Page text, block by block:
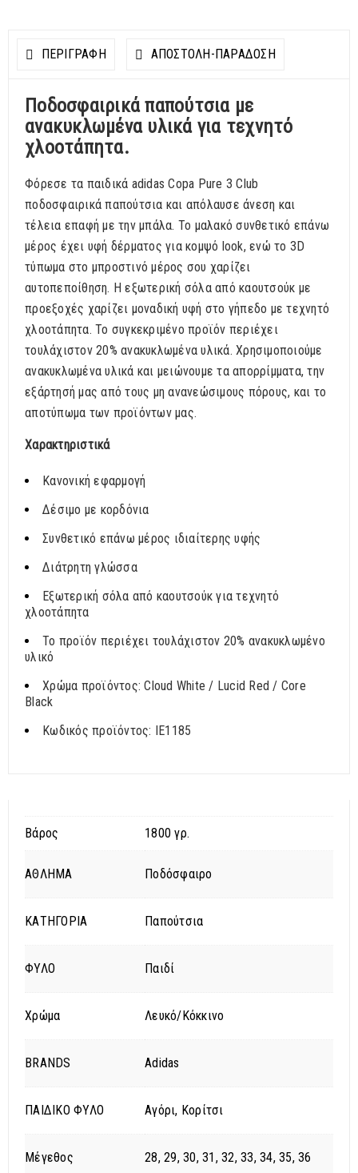
ΠΕΡΙΓΡΑΦΗ ΑΠΟΣΤΟΛΉ-ΠΑΡΆΔΟΣΗ
Ποδοσφαιρικά παπούτσια με
ανακυκλωμένα υλικά για τεχνητό
χλοοτάπητα.
Φόρεσε τα παιδικά adidas Copa Pure 3 Club
ποδοσφαιρικά παπούτσια και απόλαυσε άνεση και
τέλεια επαφή με την μπάλα. Το μαλακό συνθετικό επάνω
μέρος έχει υφή δέρματος για κομψό look, ενώ το 3D
τύπωμα στο μπροστινό μέρος σου χαρίζει
αυτοπεποίθηση. Η εξωτερική σόλα από καουτσούκ με
προεξοχές χαρίζει μοναδική υφή στο γήπεδο με τεχνητό
χλοοτάπητα. Το συγκεκριμένο προϊόν περιέχει
τουλάχιστον 20% ανακυκλωμένα υλικά. Χρησιμοποιούμε
ανακυκλωμένα υλικά και μειώνουμε τα απορρίμματα, την
εξάρτησή μας από τους μη ανανεώσιμους πόρους, και το
αποτύπωμα των προϊόντων μας.
Χαρακτηριστικά
Κανονική εφαρμογή
Δέσιμο με κορδόνια
Συνθετικό επάνω μέρος ιδιαίτερης υφής
Διάτρητη γλώσσα
Εξωτερική σόλα από καουτσούκ για τεχνητό
χλοοτάπητα
Το προϊόν περιέχει τουλάχιστον 20% ανακυκλωμένο
υλικό
Χρώμα προϊόντος: Cloud White / Lucid Red / Core
Black
Κωδικός προϊόντος: IE1185
Βάρος 1800 γρ.
ΑΘΛΗΜΑ Ποδόσφαιρο
ΚΑΤΗΓΟΡΙΑ Παπούτσια
ΦΥΛΟ Παιδί
Χρώμα Λευκό/Κόκκινο
BRANDS Adidas
ΠΑΙΔΙΚΟ ΦΥΛΟ Αγόρι, Κορίτσι
Μέγεθος 28, 29, 30, 31, 32, 33, 34, 35, 36